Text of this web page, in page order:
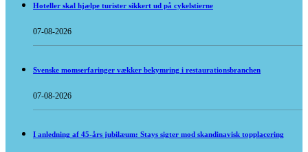
Hoteller skal hjælpe turister sikkert ud på cykelstierne
07-08-2026
Svenske momserfaringer vækker bekymring i restaurationsbranchen
07-08-2026
I anledning af 45-års jubilæum: Stays sigter mod skandinavisk topplacering